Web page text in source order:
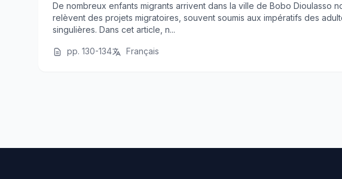
De nombreux enfants migrants arrivent dans la ville de Bobo Dioulasso
relèvent des projets migratoires, souvent soumis aux impératifs des
singulières. Dans cet article, n...
pp. 130-134 Français